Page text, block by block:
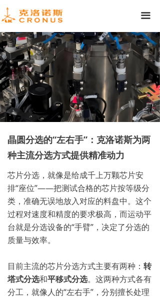
끀
晶圆分选的“左右手”：克洛诺斯为两
种主流分选方式提供精准动力
芯片分选，就像是给成千上万颗芯片安
排“座位”——把测试合格的芯片按等级分
类，准确无误地放入对应的料盘中。这个
过程对速度和精度的要求极高，而运动平
台就是分选设备的“手臂”，决定了分选的
质量与效率。
目前主流的芯片分选方式主要有两种： 转
塔式分选和平移式分选。这两种方式各有
分工，就像人的“左右手”，分别擅长处理